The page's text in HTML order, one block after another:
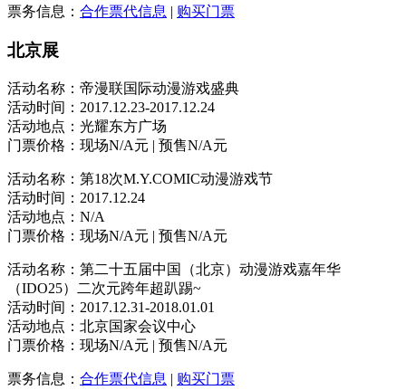
票务信息： 合作票代信息 | 购买门票
北京展
活动名称：帝漫联国际动漫游戏盛典
活动时间：2017.12.23-2017.12.24
活动地点：光耀东方广场
门票价格：现场N/A元 | 预售N/A元
活动名称：第18次M.Y.COMIC动漫游戏节
活动时间：2017.12.24
活动地点：N/A
门票价格：现场N/A元 | 预售N/A元
活动名称：第二十五届中国（北京）动漫游戏嘉年华
（IDO25）二次元跨年超趴踢~
活动时间：2017.12.31-2018.01.01
活动地点：北京国家会议中心
门票价格：现场N/A元 | 预售N/A元
票务信息： 合作票代信息 | 购买门票